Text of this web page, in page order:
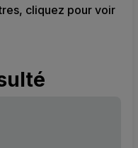
cliquez pour voir